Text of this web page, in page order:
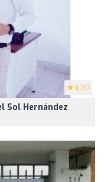
5 (5)
Sol Hernández